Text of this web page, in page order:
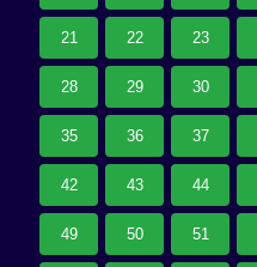
21 22 23
28 29 30
35 36 37
42 43 44
49 50 51